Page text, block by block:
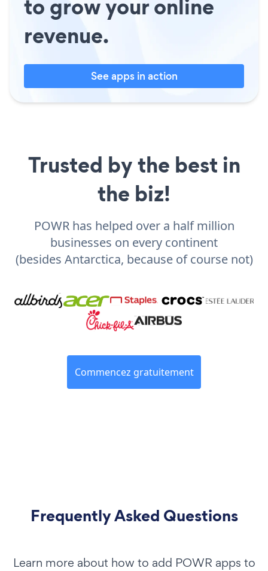
to grow your online
revenue.
See apps in action
Trusted by the best in
the biz!
POWR has helped over a half million
businesses on every continent
(besides Antarctica, because of course not)
Commencez gratuitement
Frequently Asked Questions
Learn more about how to add POWR apps to